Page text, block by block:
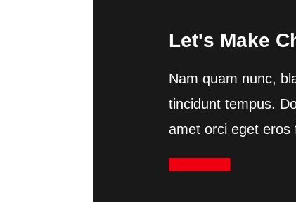
Let's Make
Nam quam nunc,
tincidunt tempus.
amet orci eget eros